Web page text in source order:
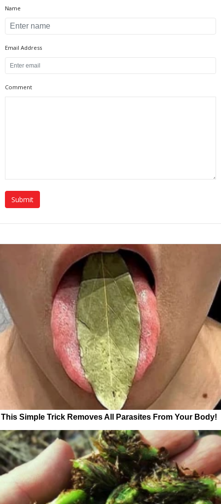
Name
Email Address
Comment
This Simple Trick Removes All Parasites From Your Body!